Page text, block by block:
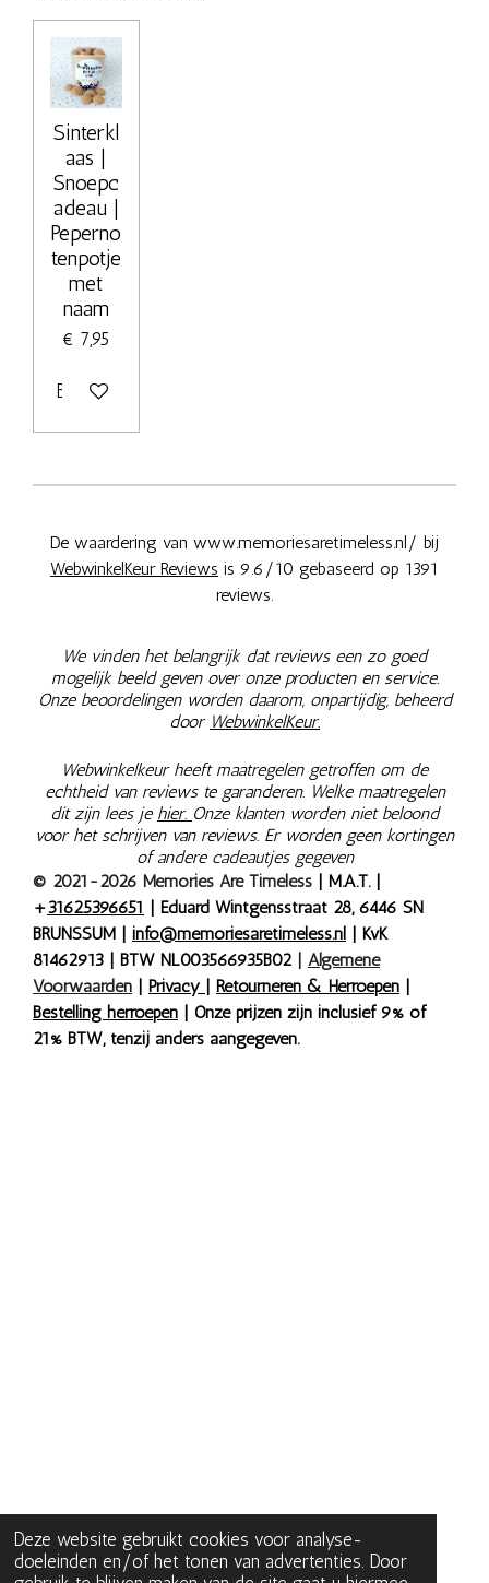
Deze website gebruikt cookies voor analyse-
doeleinden en/of het tonen van advertenties. Door
Sinterkl
aas |
Snoepc
adeau |
Peperno
tenpotje
met
naam
€ 7,95
Bekijk details
De waardering van www.memoriesaretimeless.nl/ bij
WebwinkelKeur Reviews is 9.6/10 gebaseerd op 1391
reviews.
We vinden het belangrijk dat reviews een zo goed
mogelijk beeld geven over onze producten en service.
Onze beoordelingen worden daarom, onpartijdig, beheerd
door WebwinkelKeur.
Webwinkelkeur heeft maatregelen getroffen om de
echtheid van reviews te garanderen. Welke maatregelen
dit zijn lees je hier. Onze klanten worden niet beloond
voor het schrijven van reviews. Er worden geen kortingen
of andere cadeautjes gegeven
© 2021-2026 Memories Are Timeless | M.A.T. |
+31625396651 | Eduard Wintgensstraat 28, 6446 SN
BRUNSSUM | info@memoriesaretimeless.nl | KvK
81462913 | BTW NL003566935B02 | Algemene
Voorwaarden | Privacy | Retourneren & Herroepen |
Bestelling herroepen | Onze prijzen zijn inclusief 9% of
21% BTW, tenzij anders aangegeven.